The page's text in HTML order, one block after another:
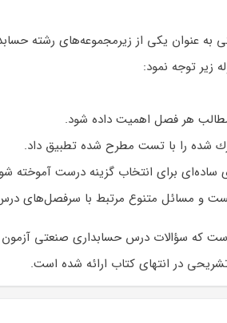
به عنوان يكی از زيرمجموعه‌های رشته
زير توجه نمود:
هر فصل اهميت داده شود.
شده را با تست مطرح شده تطبيق داد.
برای انتخاب گزينه درست آموخته
و مسائل متنوع مرتبط با سرفصل‌های
درس حسابداری صنعتی آزمون سراسری و آزاد سال ۱۳۸۸
در انتهای كتاب ارائه شده است.